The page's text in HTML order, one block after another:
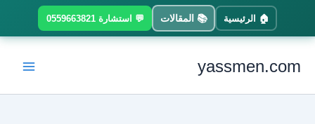
content
yassmen.com
🏠 الرئيسية 📚 المقالات 💬 استشارة 0559663821